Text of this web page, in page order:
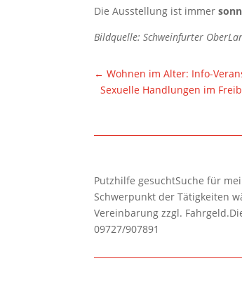
Die Ausstellung ist immer
Bildquelle: Schweinfurter
←Wohnen im Alter: Info-
Sexuelle Handlungen im
Putzhilfe gesuchtSuche für
Schwerpunkt der Tätigkeiten
Vereinbarung zzgl.
09727/907891